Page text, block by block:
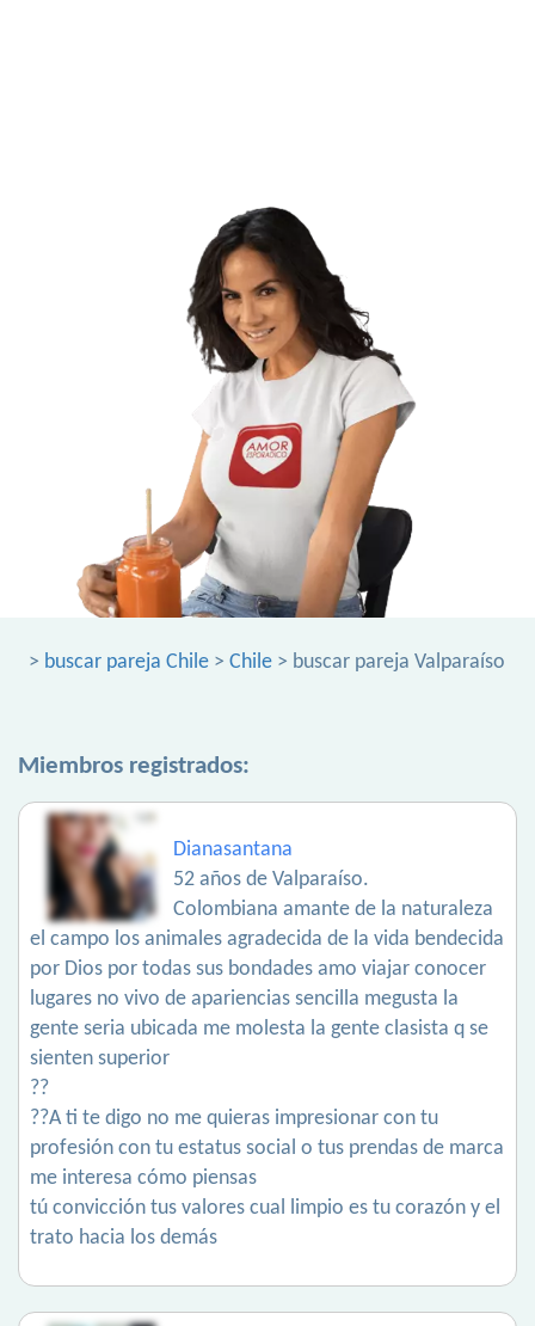
> buscar pareja Chile > Chile > buscar pareja Valparaíso
Miembros registrados:
Dianasantana
52 años de Valparaíso.
Colombiana amante de la naturaleza
el campo los animales agradecida de la vida bendecida
por Dios por todas sus bondades amo viajar conocer
lugares no vivo de apariencias sencilla megusta la
gente seria ubicada me molesta la gente clasista q se
sienten superior
??
??A ti te digo no me quieras impresionar con tu
profesión con tu estatus social o tus prendas de marca
me interesa cómo piensas
tú convicción tus valores cual limpio es tu corazón y el
trato hacia los demás